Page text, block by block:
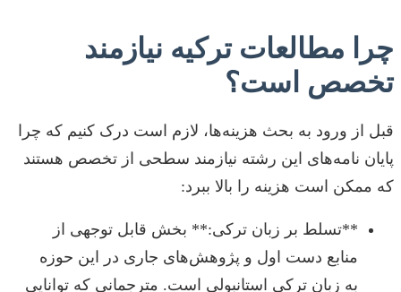
چرا مطالعات ترکیه نیازمند
تخصص است؟
قبل از ورود به بحث هزینه‌ها، لازم است درک کنیم که چرا
پایان نامه‌های این رشته نیازمند سطحی از تخصص هستند
که ممکن است هزینه را بالا ببرد:
**تسلط بر زبان ترکی:** بخش قابل توجهی از
منابع دست اول و پژوهش‌های جاری در این حوزه
به زبان ترکی استانبولی است. مترجمانی که توانایی